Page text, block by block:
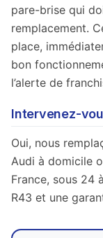
pare-brise qui
remplacement.
place,
bon
l’alerte de
Intervenez-
Oui, nous
Audi à domicile
France, sous 24
R43 et une